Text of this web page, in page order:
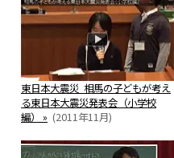
東日本大震災 相馬の子どもが考え
る東日本大震災発表会（小学校
編） » (2011年11月)